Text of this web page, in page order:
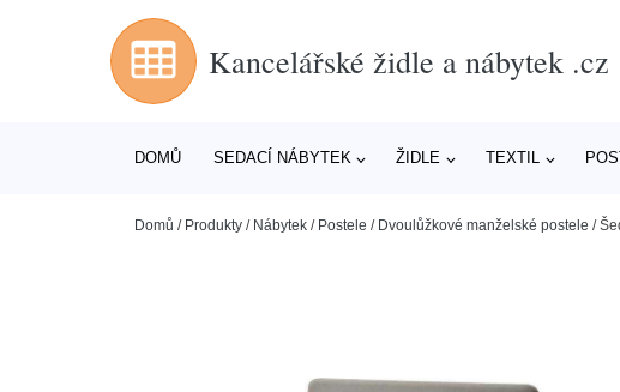
Kancelářské židle a nábytek .cz
DOMŮ SEDACÍ NÁBYTEK ŽIDLE TEXTIL
Domů / Produkty / Nábytek / Postele / Dvoulůžkové manželské postele /